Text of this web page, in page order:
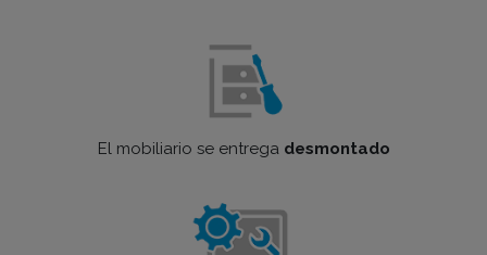
El mobiliario se entrega desmontado